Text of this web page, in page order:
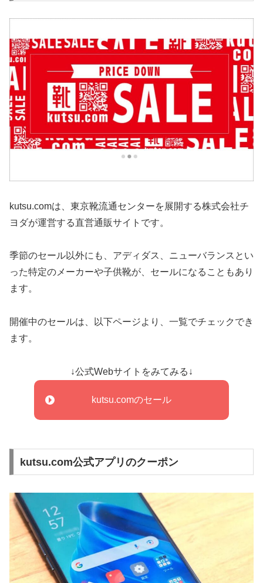
kutsu.comは、東京靴流通センターを展開する株式会社チ
ヨダが運営する直営通販サイトです。
季節のセール以外にも、アディダス、ニューバランスとい
った特定のメーカーや子供靴が、セールになることもあり
ます。
開催中のセールは、以下ページより、一覧でチェックでき
ます。
↓公式Webサイトをみてみる↓
kutsu.comのセール
kutsu.com公式アプリのクーポン